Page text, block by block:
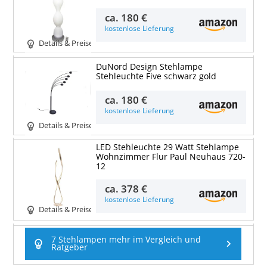
Details & Preise
ca. 180 €
kostenlose Lieferung
Details & Preise
DuNord Design Stehlampe
Stehleuchte Five schwarz gold
ca. 180 €
kostenlose Lieferung
Details & Preise
LED Stehleuchte 29 Watt Stehlampe
Wohnzimmer Flur Paul Neuhaus 720-
12
ca.378 €
kostenlose Lieferung
7 Stehlampen mehr im Vergleich und
Ratgeber